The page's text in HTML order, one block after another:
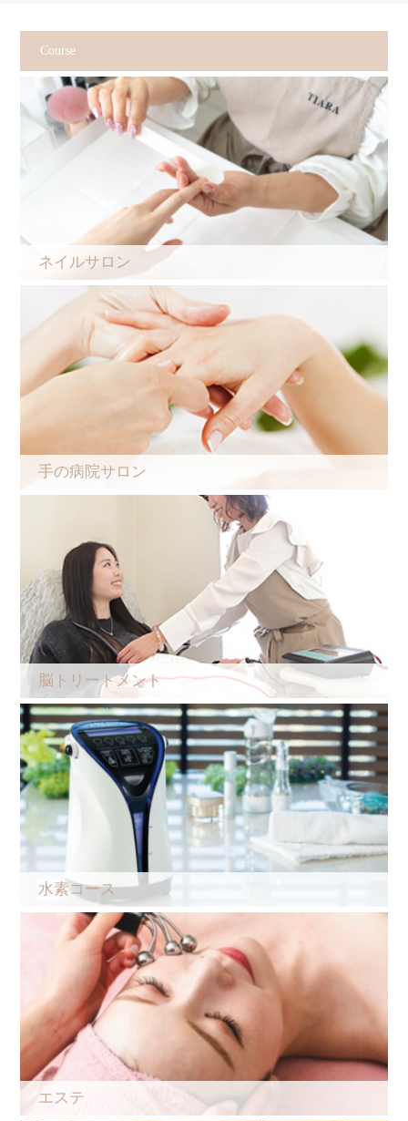
Course
ネイルサロン
手の病院サロン
脳トリートメント
水素コース
エステ